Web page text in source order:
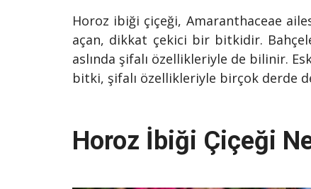
Horoz ibiği çiçeği, Amaranthaceae
açan, dikkat çekici bir bitkidir.
aslında şifalı özellikleriyle de bilinir.
bitki, şifalı özellikleriyle birçok derde
Horoz İbiği Çiçeği